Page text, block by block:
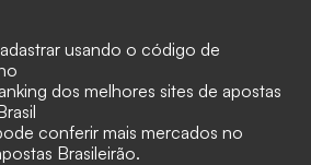
usando o código de
dos melhores sites de apostas
conferir mais mercados no
Brasileirão.